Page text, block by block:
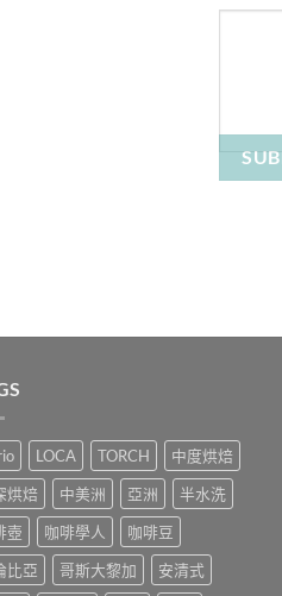
LOCA TORCH
中度烘焙
烘焙
中美洲 亞洲
半水洗
壺
咖啡學人
咖啡豆
比亞
哥斯大黎加
安清式